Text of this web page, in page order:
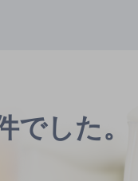
でした。